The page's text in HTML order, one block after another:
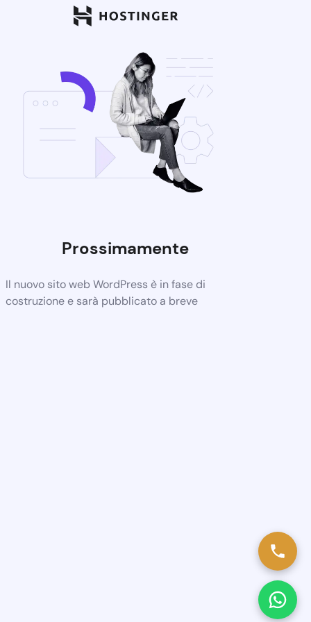
Prossimamente
Il nuovo sito web WordPress è in fase di
costruzione e sarà pubblicato a breve